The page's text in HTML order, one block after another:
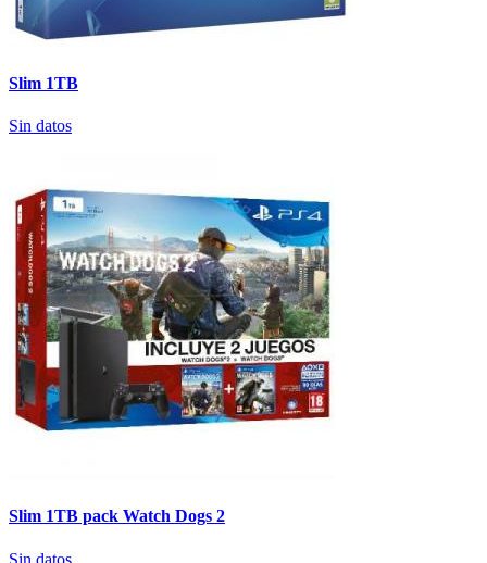
Slim 1TB
Sin datos
Slim 1TB pack Watch Dogs 2
Sin datos